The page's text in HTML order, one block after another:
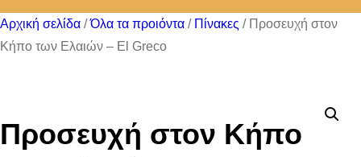
Αρχική σελίδα /Όλα τα προιόντα / Πίνακες / Προσευχή στον
Κήπο των Ελαιών – El Greco
Προσευχή στον Κήπο